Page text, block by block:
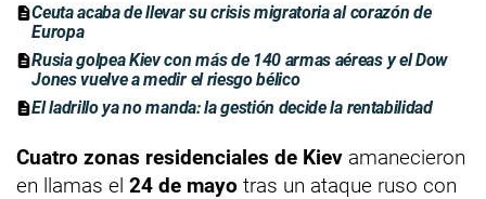
Ceuta acaba de llevar su crisis migratoria al corazón de
Europa
Rusia golpea Kiev con más de 140 armas aéreas y el Dow
Jones vuelve a medir el riesgo bélico
El ladrillo ya no manda: la gestión decide la rentabilidad
Cuatro zonas residenciales de Kiev amanecieron
en llamas el 24 de mayo tras un ataque ruso con